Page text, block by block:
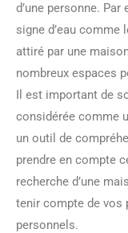
d’une personne.
signe d’eau comme
attiré par une
nombreux espaces
Il est important de
considérée comme
un outil de
prendre en compte
recherche d’une
tenir compte de vos
personnels.